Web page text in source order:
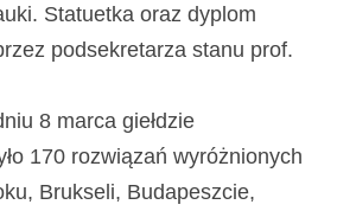
Statuetka oraz dyplom
podsekretarza stanu prof.
8 marca giełdzie
170 rozwiązań wyróżnionych
Brukseli, Budapeszcie,